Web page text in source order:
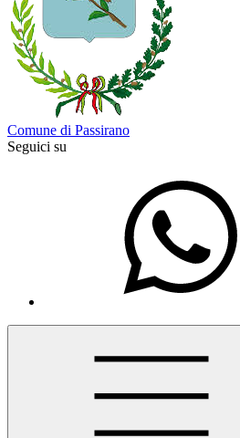
Comune di Passirano
Seguici su